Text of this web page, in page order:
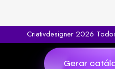
Criativdesigner 2026
Gerar